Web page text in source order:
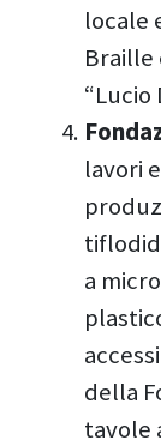
locale
Braille
“Lucio
lavori
a
della
tavole